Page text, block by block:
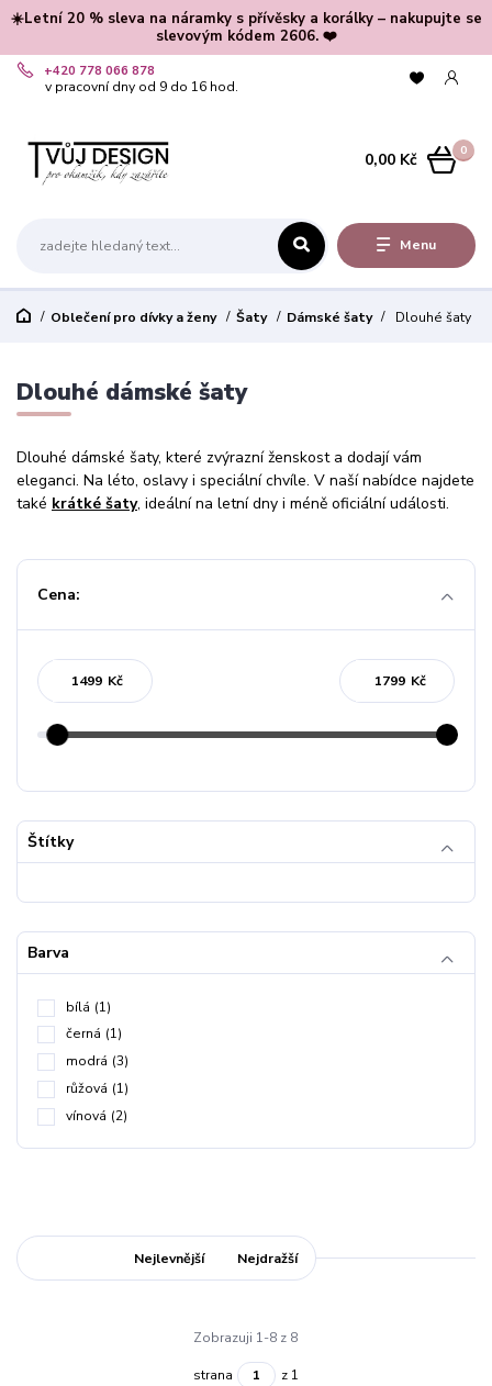
☀️Letní 20 % sleva na náramky s přívěsky a korálky – nakupujte se
slevovým kódem 2606. ❤️
Menu
+420 778 066 878
v pracovní dny od 9 do 16 hod.
0
0,00 Kč
Oblečení pro dívky a ženy Šaty Dámské šaty Dlouhé šaty
Dlouhé dámské šaty
Dlouhé dámské šaty, které zvýrazní ženskost a dodají vám
eleganci. Na léto, oslavy i speciální chvíle. V naší nabídce najdete
také krátké šaty, ideální na letní dny i méně oficiální události.
Cena:
Kč Kč
Štítky
Barva
bílá (1)
černá (1)
modrá (3)
růžová (1)
vínová (2)
Nejlevnější Nejdražší
Zobrazuji 1-8 z 8
strana z 1